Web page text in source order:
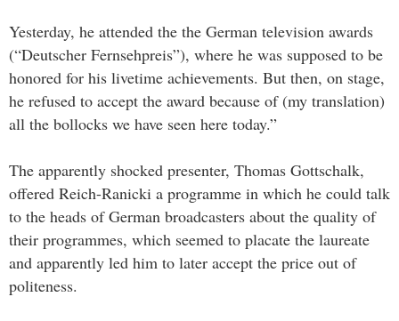
Yesterday, he attended the the German television awards
(“Deutscher Fernsehpreis”), where he was supposed to be
honored for his livetime achievements. But then, on stage,
he refused to accept the award because of (my translation)
all the bollocks we have seen here today.”
The apparently shocked presenter, Thomas Gottschalk,
offered Reich-Ranicki a programme in which he could talk
to the heads of German broadcasters about the quality of
their programmes, which seemed to placate the laureate
and apparently led him to later accept the price out of
politeness.